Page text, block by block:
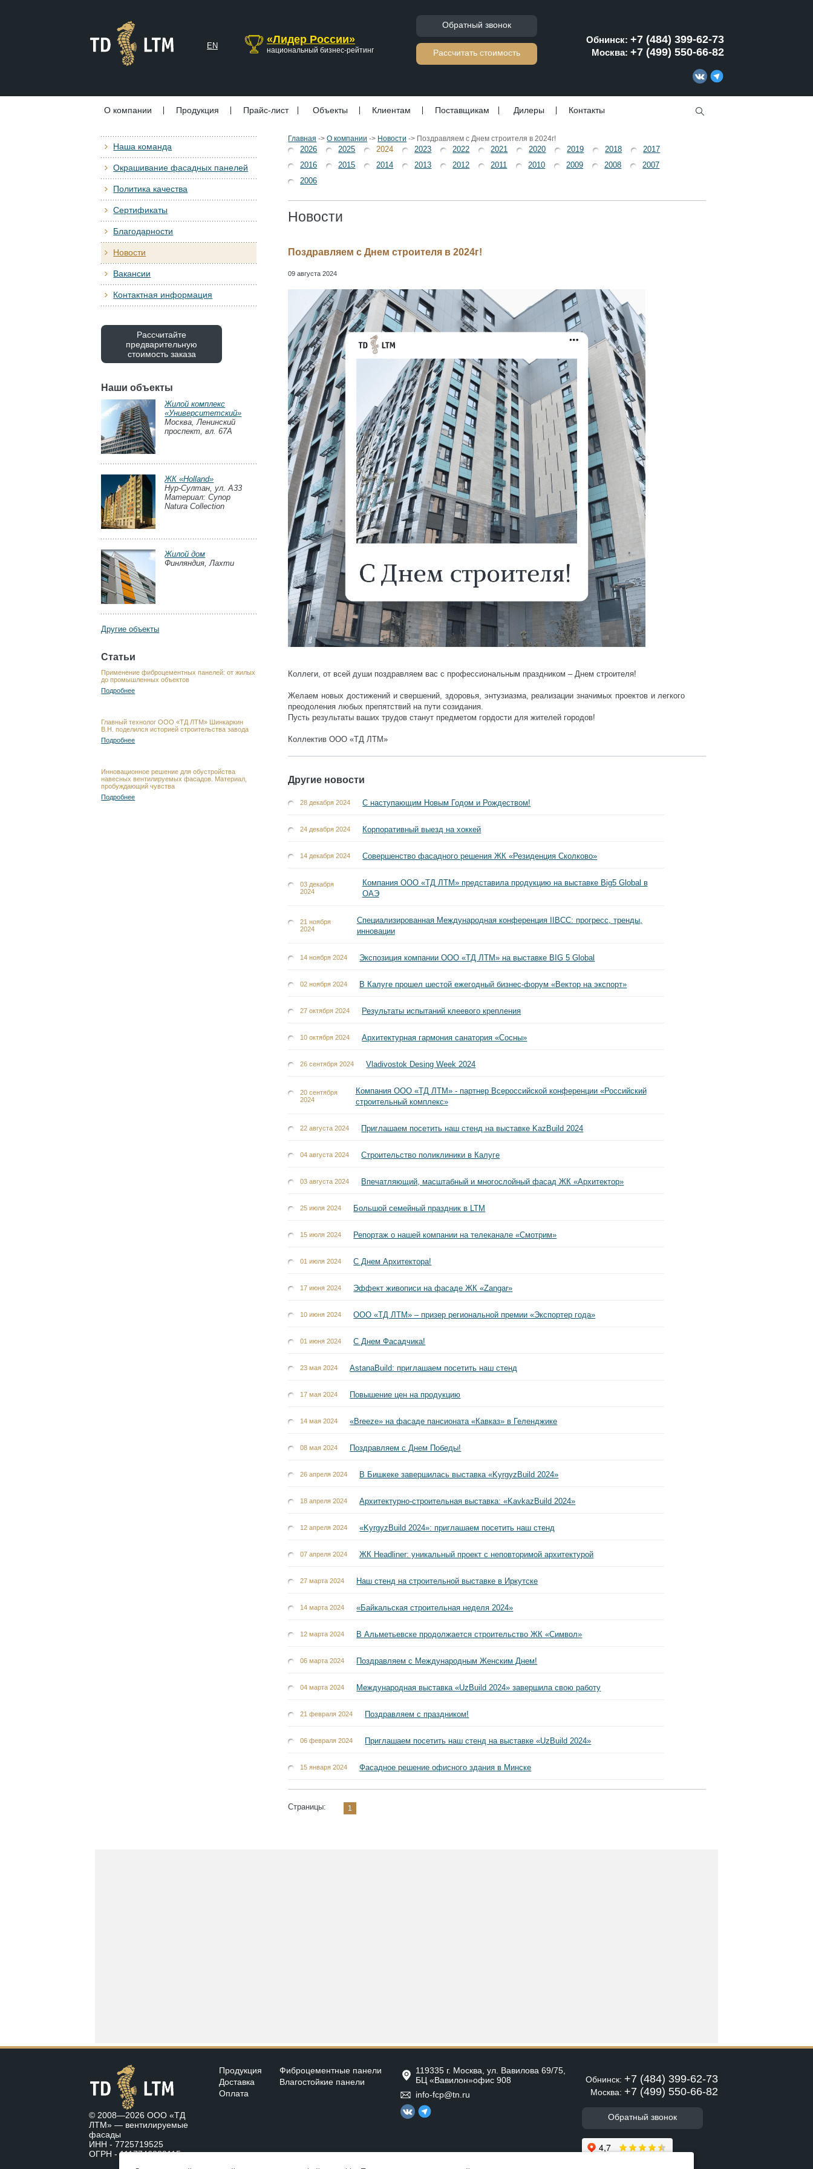
EN
«Лидер России»
национальный бизнес-рейтинг
Обратный звонок
Расcчитать стоимость
Обнинск: +7 (484) 399-62-73
Москва: +7 (499) 550-66-82
О компании Продукция Прайс-лист Объекты Клиентам Поставщикам Дилеры Контакты
Главная ->О компании -> Новости -> Поздравляем с Днем строителя в 2024г!
2026 2025 2024 2023 2022 2021 2020 2019 2018
2017
2016
2015 2014 2013 2012 2011 2010 2009 2008
2007
2006
Новости
Поздравляем с Днем строителя в 2024г!
09 августа 2024
Коллеги, от всей души поздравляем вас с профессиональным праздником – Днем строителя!
Желаем новых достижений и свершений, здоровья, энтузиазма, реализации значимых проектов и легкого
преодоления любых препятствий на пути созидания.
Пусть результаты ваших трудов станут предметом гордости для жителей городов!
Коллектив ООО «ТД ЛТМ»
Другие новости
28 декабря 2024 С наступающим Новым Годом и Рождеством!
24 декабря 2024 Корпоративный выезд на хоккей
14 декабря 2024 Совершенство фасадного решения ЖК «Резиденция Сколково»
03 декабря
2024
Компания ООО «ТД ЛТМ» представила продукцию на выставке Big5 Global в
ОАЭ
21 ноября
2024
Специализированная Международная конференция IIBCC: прогресс, тренды,
инновации
14 ноября 2024 Экспозиция компании ООО «ТД ЛТМ» на выставке BIG 5 Global
02 ноября 2024 В Калуге прошел шестой ежегодный бизнес-форум «Вектор на экспорт»
27 октября 2024 Результаты испытаний клеевого крепления
10 октября 2024 Архитектурная гармония санатория «Сосны»
26 сентября 2024 Vladivostok Desing Week 2024
20 сентября
2024
Компания OOO «ТД ЛТМ» - партнер Всероссийской конференции «Российский
строительный комплекс»
22 августа 2024 Приглашаем посетить наш стенд на выставке KazBuild 2024
04 августа 2024 Строительство поликлиники в Калуге
03 августа 2024 Впечатляющий, масштабный и многослойный фасад ЖК «Архитектор»
25 июля 2024 Большой семейный праздник в LTM
15 июля 2024 Репортаж о нашей компании на телеканале «Смотрим»
01 июля 2024 С Днем Архитектора!
17 июня 2024 Эффект живописи на фасаде ЖК «Zangar»
10 июня 2024 ООО «ТД ЛТМ» – призер региональной премии «Экспортер года»
01 июня 2024 С Днем Фасадчика!
23 мая 2024 AstanaBuild: приглашаем посетить наш стенд
17 мая 2024 Повышение цен на продукцию
14 мая 2024 «Breeze» на фасаде пансионата «Кавказ» в Геленджике
08 мая 2024 Поздравляем с Днем Победы!
26 апреля 2024 В Бишкеке завершилась выставка «KyrgyzBuild 2024»
18 апреля 2024 Архитектурно-строительная выставка: «KavkazBuild 2024»
12 апреля 2024 «KyrgyzBuild 2024»: приглашаем посетить наш стенд
07 апреля 2024 ЖК Headliner: уникальный проект с неповторимой архитектурой
27 марта 2024 Наш стенд на строительной выставке в Иркутске
14 марта 2024 «Байкальская строительная неделя 2024»
12 марта 2024 В Альметьевске продолжается строительство ЖК «Символ»
06 марта 2024 Поздравляем с Международным Женским Днем!
04 марта 2024 Международная выставка «UzBuild 2024» завершила свою работу
21 февраля 2024 Поздравляем с праздником!
06 февраля 2024 Приглашаем посетить наш стенд на выставке «UzBuild 2024»
15 января 2024 Фасадное решение офисного здания в Минске
Страницы: 1
Наша команда
Окрашивание фасадных панелей
Политика качества
Сертификаты
Благодарности
Новости
Вакансии
Контактная информация
Рассчитайте
предварительную
стоимость заказа
Наши объекты
Жилой комплекс
«Университетский»
Москва, Ленинский
проспект, вл. 67А
ЖК «Holland»
Нур-Султан, ул. А33
Материал: Cynop
Natura Collection
Жилой дом
Финляндия, Лахти
Другие объекты
Статьи
Применение фиброцементных панелей: от жилых
до промышленных объектов
Подробнее
Главный технолог ООО «ТД ЛТМ» Шинкаркин
В.Н. поделился историей строительства завода
Подробнее
Инновационное решение для обустройства
навесных вентилируемых фасадов. Материал,
пробуждающий чувства
Подробнее
© 2008—2026 ООО «ТД
ЛТМ» — вентилируемые
фасады
ИНН - 7725719525
ОГРН - 1117746239115
Продукция
Доставка
Оплата
Фиброцементные панели
Влагостойкие панели
119335 г. Москва, ул. Вавилова 69/75,
БЦ «Вавилон»офис 908
info-fcp@tn.ru
Обнинск: +7 (484) 399-62-73
Москва: +7 (499) 550-66-82
Обратный звонок